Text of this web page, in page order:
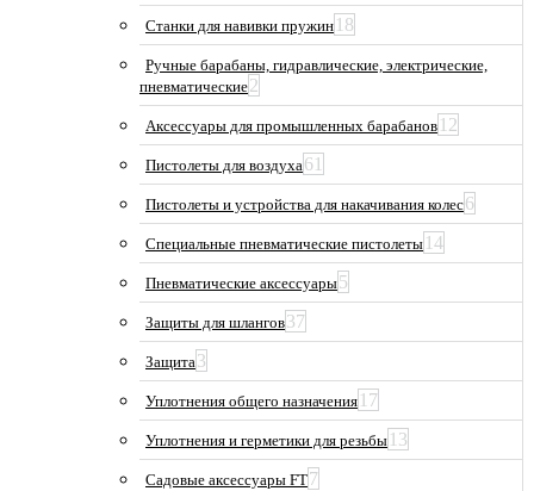
Станки для навивки пружин 18
Ручные барабаны, гидравлические, электрические,
пневматические2
Аксессуары для промышленных барабанов 12
Пистолеты для воздуха61
Пистолеты и устройства для накачивания колес6
Специальные пневматические пистолеты 14
Пневматические аксессуары5
Защиты для шлангов37
Защита3
Уплотнения общего назначения 17
Уплотнения и герметики для резьбы 13
Садовые аксессуары FT7